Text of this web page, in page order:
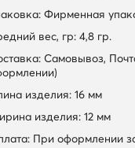
Фирменная
вес, гр: 4,8 гр.
Самовывоз,
изделия: 16 мм
изделия: 12 мм
При оформлении